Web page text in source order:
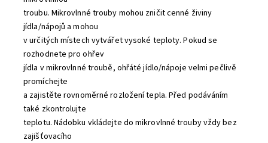
troubu. Mikrovlnné trouby mohou zničit cenné živiny
jídla/nápojů a mohou
v určitých místech vytvářet vysoké teploty. Pokud se
rozhodnete pro ohřev
jídla v mikrovlnné troubě, ohřáté jídlo/nápoje velmi pečlivě
promíchejte
a zajistěte rovnoměrné rozložení tepla. Před podáváním
také zkontrolujte
teplotu. Nádobku vkládejte do mikrovlnné trouby vždy bez
zajišťovacího